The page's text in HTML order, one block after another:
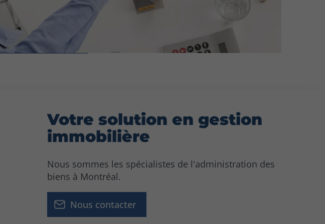
Votre solution en gestion
immobilière
Nous sommes les spécialistes de l'administration des
biens à Montréal.
Nous contacter